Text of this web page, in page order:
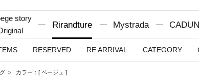
story
Rirandture Mystrada
RESERVED RE ARRIVAL CATEGORY
カラー：[ ベージュ ]